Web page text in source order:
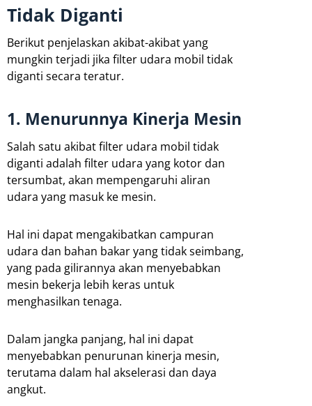
Tidak Diganti
Berikut penjelaskan akibat-akibat yang
mungkin terjadi jika filter udara mobil tidak
diganti secara teratur.
1. Menurunnya Kinerja Mesin
Salah satu akibat filter udara mobil tidak
diganti adalah filter udara yang kotor dan
tersumbat, akan mempengaruhi aliran
udara yang masuk ke mesin.
Hal ini dapat mengakibatkan campuran
udara dan bahan bakar yang tidak seimbang,
yang pada gilirannya akan menyebabkan
mesin bekerja lebih keras untuk
menghasilkan tenaga.
Dalam jangka panjang, hal ini dapat
menyebabkan penurunan kinerja mesin,
terutama dalam hal akselerasi dan daya
angkut.